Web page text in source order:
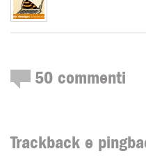
50 commenti
Trackback e